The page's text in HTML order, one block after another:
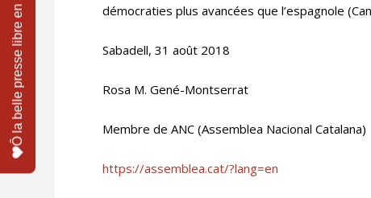
démocraties plus avancées que l’espagnole
Sabadell, 31 août 2018
Rosa M. Gené-Montserrat
Membre de ANC (Assemblea Nacional Catalana)
https://assemblea.cat/?lang=en